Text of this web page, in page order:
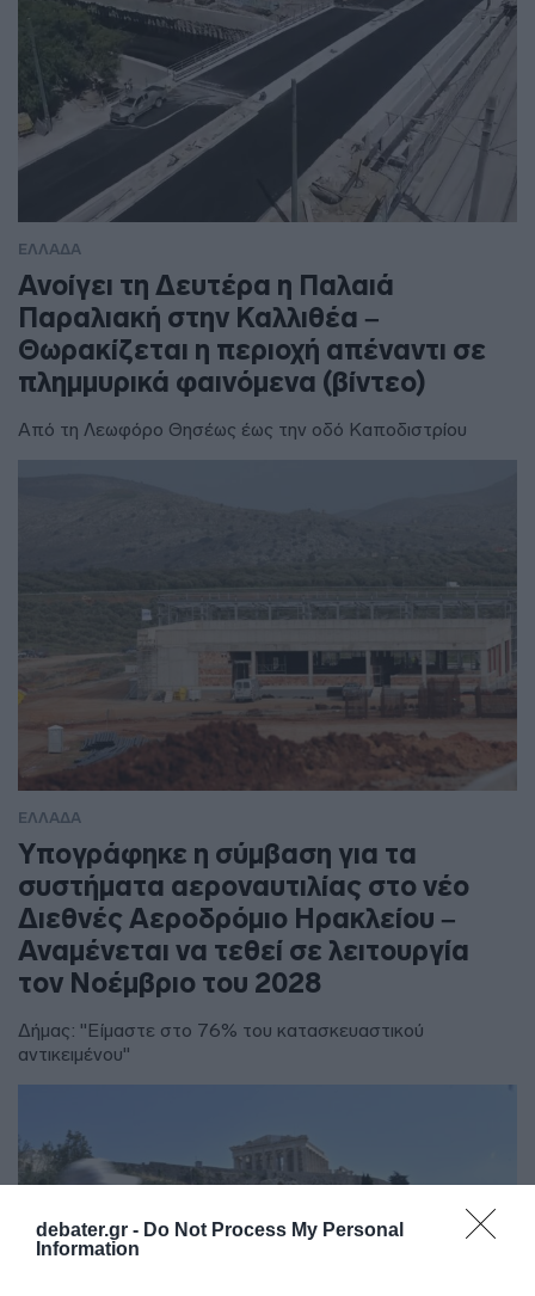
debater.gr - Do Not Process My Personal
Information
ΕΛΛΑΔΑ
Ανοίγει τη Δευτέρα η Παλαιά
Παραλιακή στην Καλλιθέα –
Θωρακίζεται η περιοχή απέναντι σε
πλημμυρικά φαινόμενα (βίντεο)
Από τη Λεωφόρο Θησέως έως την οδό Καποδιστρίου
ΕΛΛΑΔΑ
Υπογράφηκε η σύμβαση για τα
συστήματα αεροναυτιλίας στο νέο
Διεθνές Αεροδρόμιο Ηρακλείου –
Αναμένεται να τεθεί σε λειτουργία
τον Νοέμβριο του 2028
Δήμας: "Είμαστε στο 76% του κατασκευαστικού
αντικειμένου"